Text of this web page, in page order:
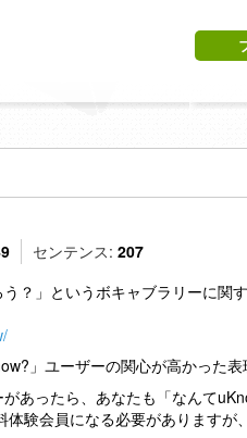
センテンス: 207
う？」というボキャブラリーに
」ユーザーの関心が高かった表
あったら、あなたも「なんて
験会員になる必要がありますが